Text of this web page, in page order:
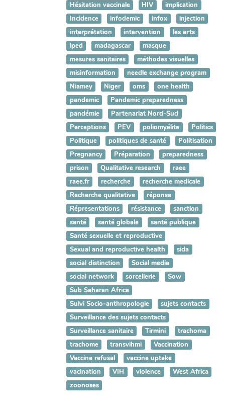
Hésitation vaccinale
HIV
implication
Incidence
infodemic infox
injection
interprétation
intervention
les arts
lped
madagascar
masque
mesures sanitaires
méthodes visuelles
misinformation
needle exchange program
Niamey
Niger oms
one health
pandemic
Pandemic preparedness
pandémie
Partenariat Nord-Sud
Perceptions
PEV poliomyélite
Politics
Politique
politiques de santé
Politisation
Pregnancy
Préparation
preparedness
prison
Qualitative research
raee
raee.fr
recherche
recherche medicale
Recherche qualitative
réponse
Répresentations
résistance
sanction
santé
santé globale
santé publique
Santé sexuelle et reproductive
Sexual and reproductive health
sida
social distinction
Social media
social network
sorcellerie
Sow
Sub Saharan Africa
Suivi Socio-anthropologie
sujets contacts
Surveillance des sujets contacts
Surveillance sanitaire
Tirmini
trachoma
trachome
transvihmi
Vaccination
Vaccine refusal
vaccine uptake
vacination
VIH violence
West Africa
zoonoses